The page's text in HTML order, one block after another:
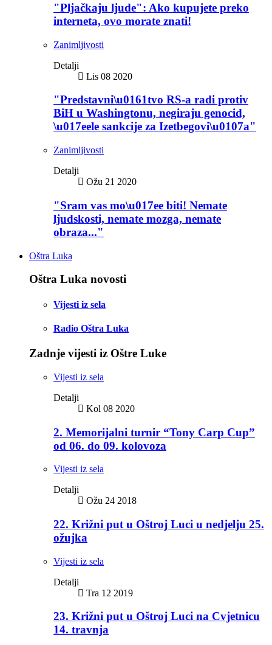
"Pljačkaju ljude": Ako kupujete preko
interneta, ovo morate znati!
Zanimljivosti
Detalji
Lis 08 2020
"Predstavni\u0161tvo RS-a radi protiv
BiH u Washingtonu, negiraju genocid,
\u017eele sankcije za Izetbegovi\u0107a"
Zanimljivosti
Detalji
Ožu 21 2020
"Sram vas mo\u017ee biti! Nemate
ljudskosti, nemate mozga, nemate
obraza..."
Oštra Luka
Oštra Luka novosti
Vijesti iz sela
Radio Oštra Luka
Zadnje vijesti iz Oštre Luke
Vijesti iz sela
Detalji
Kol 08 2020
2. Memorijalni turnir “Tony Carp Cup”
od 06. do 09. kolovoza
Vijesti iz sela
Detalji
Ožu 24 2018
22. Križni put u Oštroj Luci u nedjelju 25.
ožujka
Vijesti iz sela
Detalji
Tra 12 2019
23. Križni put u Oštroj Luci na Cvjetnicu
14. travnja